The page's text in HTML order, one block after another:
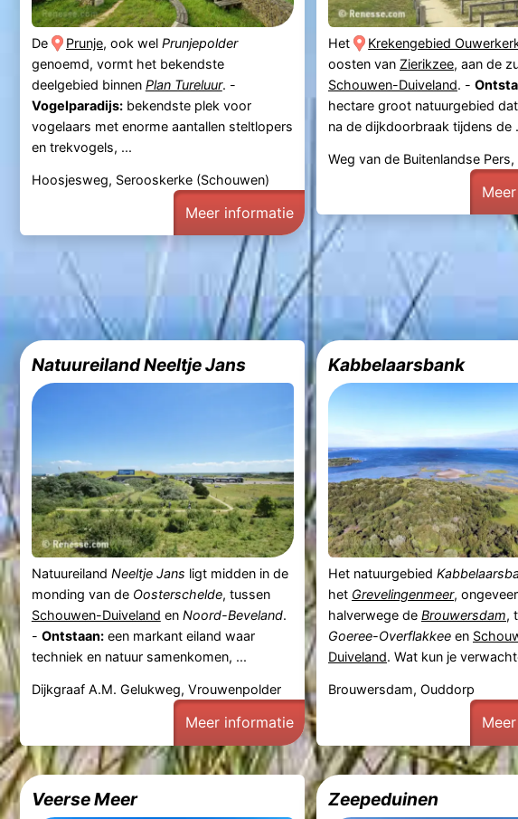
De Prunje, ook wel Prunjepolder
genoemd, vormt het bekendste
deelgebied binnen Plan Tureluur. -
Vogelparadijs:bekendste plek voor
vogelaars met enorme aantallen steltlopers
en trekvogels, ...
Hoosjesweg, Serooskerke (Schouwen)
Meer informatie
Het Krekengebied
oosten van Zierikzee, aan de
Schouwen-Duiveland. -
hectare groot natuurgebied
na de dijkdoorbraak tijdens de
Weg van de Buitenlandse
Natuureiland Neeltje Jans
Natuureiland Neeltje Jans ligt midden in de
monding van de Oosterschelde, tussen
Schouwen-Duiveland en Noord-Beveland.
- Ontstaan:een markant eiland waar
techniek en natuur samenkomen, ...
Dijkgraaf A.M. Gelukweg, Vrouwenpolder
Meer informatie
Kabbelaarsbank
Het natuurgebied
het Grevelingenmeer, ongeveer
halverwege de Brouwersdam,
Goeree-Overflakkeeen
Duiveland. Wat kun je
Brouwersdam, Ouddorp
Veerse Meer Zeepeduinen